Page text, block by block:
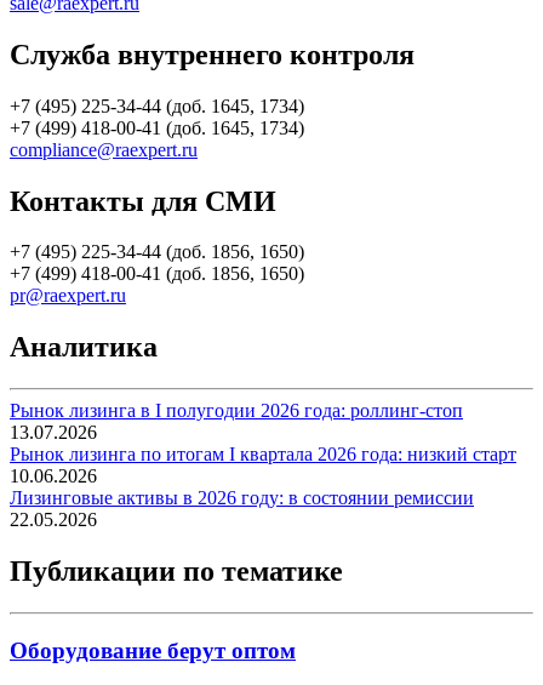
Служба внутреннего контроля
+7 (495) 225-34-44 (доб. 1645, 1734)
+7 (499) 418-00-41 (доб. 1645, 1734)
compliance@raexpert.ru
Контакты для СМИ
+7 (495) 225-34-44 (доб. 1856, 1650)
+7 (499) 418-00-41 (доб. 1856, 1650)
pr@raexpert.ru
Аналитика
Рынок лизинга в I полугодии 2026 года: роллинг-стоп
13.07.2026
Рынок лизинга по итогам I квартала 2026 года: низкий старт
10.06.2026
Лизинговые активы в 2026 году: в состоянии ремиссии
22.05.2026
Публикации по тематике
Оборудование берут оптом